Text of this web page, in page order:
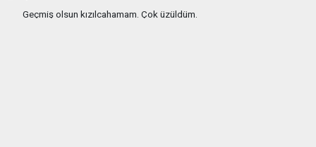
Geçmiş olsun kızılcahamam. Çok üzüldüm.